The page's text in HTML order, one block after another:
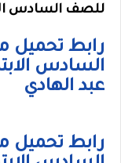
للصف السادس
رابط تحميل
السادس
عبد الهادي
رابط تحميل